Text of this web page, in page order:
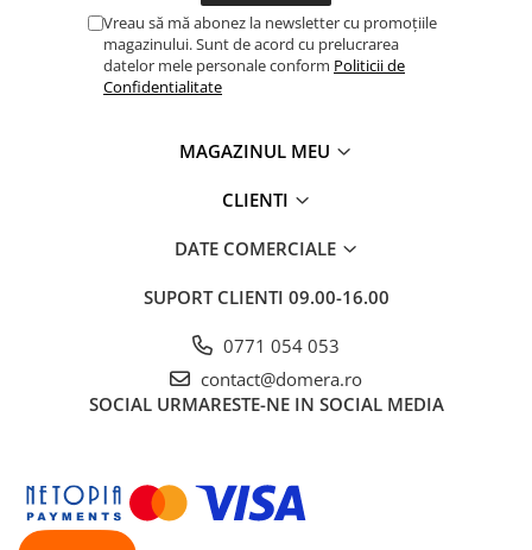
Vreau să mă abonez la newsletter cu promoțiile
magazinului. Sunt de acord cu prelucrarea
datelor mele personale conform Politicii de
Confidentialitate
MAGAZINUL MEU
CLIENTI
DATE COMERCIALE
SUPORT CLIENTI 09.00-16.00
0771 054 053
contact@domera.ro
SOCIAL URMARESTE-NE IN SOCIAL MEDIA